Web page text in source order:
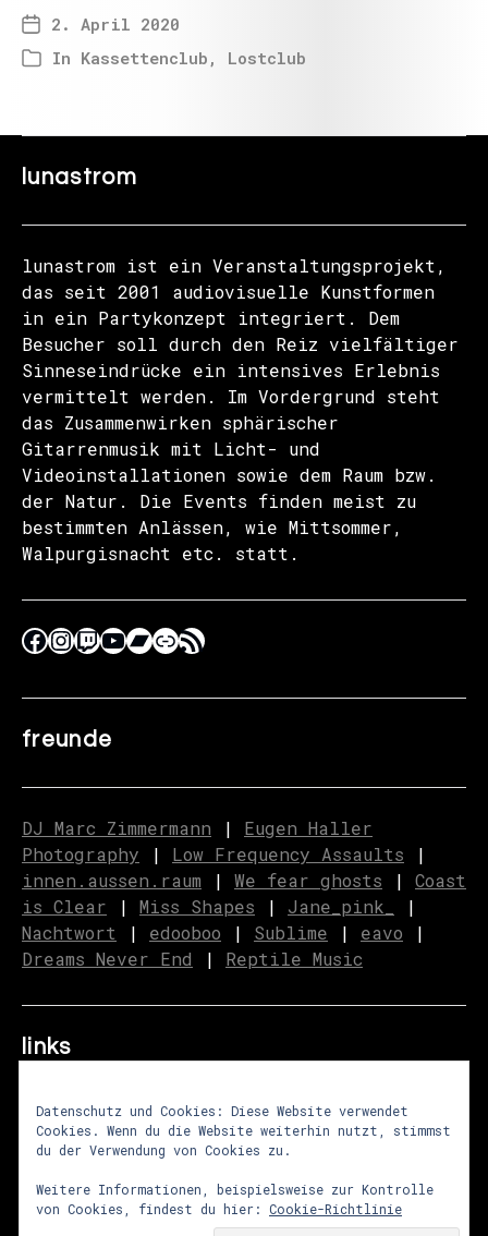
2. April 2020
In Kassettenclub , Lostclub
lunastrom
lunastrom ist ein Veranstaltungsprojekt,
das seit 2001 audiovisuelle Kunstformen
in ein Partykonzept integriert. Dem
Besucher soll durch den Reiz vielfältiger
Sinneseindrücke ein intensives Erlebnis
vermittelt werden. Im Vordergrund steht
das Zusammenwirken sphärischer
Gitarrenmusik mit Licht- und
Videoinstallationen sowie dem Raum bzw.
der Natur. Die Events finden meist zu
bestimmten Anlässen, wie Mittsommer,
Walpurgisnacht etc. statt.
freunde
DJ Marc Zimmermann | Eugen Haller
Photography | Low Frequency Assaults |
innen.aussen.raum | We fear ghosts | Coast
is Clear | Miss Shapes | Jane_pink_
|
Nachtwort | edooboo | Sublime | eavo |
Dreams Never End | Reptile Music
links
über uns | presse|newsletter
impressum|datenschutz |
Datenschutz und Cookies: Diese Website verwendet
Cookies. Wenn du die Website weiterhin nutzt, stimmst
du der Verwendung von Cookies zu.
Weitere Informationen, beispielsweise zur Kontrolle
von Cookies, findest du hier: Cookie-Richtlinie